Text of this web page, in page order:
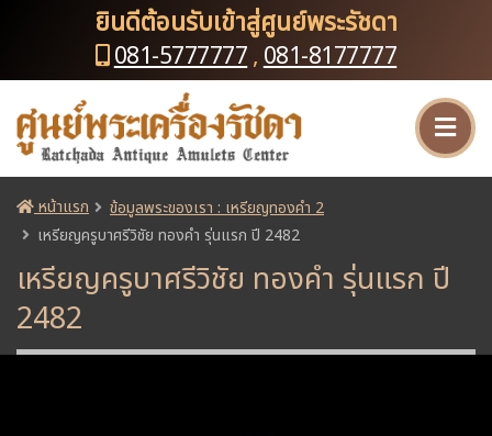
ยินดีต้อนรับเข้าสู่ศูนย์พระรัชดา
081-5777777, 081-8177777
หน้าแรก
ข้อมูลพระของเรา : เหรียญทองคำ 2
เหรียญครูบาศรีวิชัย ทองคำ รุ่นแรก ปี 2482
เหรียญครูบาศรีวิชัย ทองคำ รุ่นแรก ปี
2482